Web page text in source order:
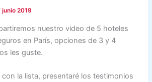
junio 2019
nuestro video de 5 hoteles
en París, opciones de 3 y 4
les guste.
la lista, presentaré los testimonios